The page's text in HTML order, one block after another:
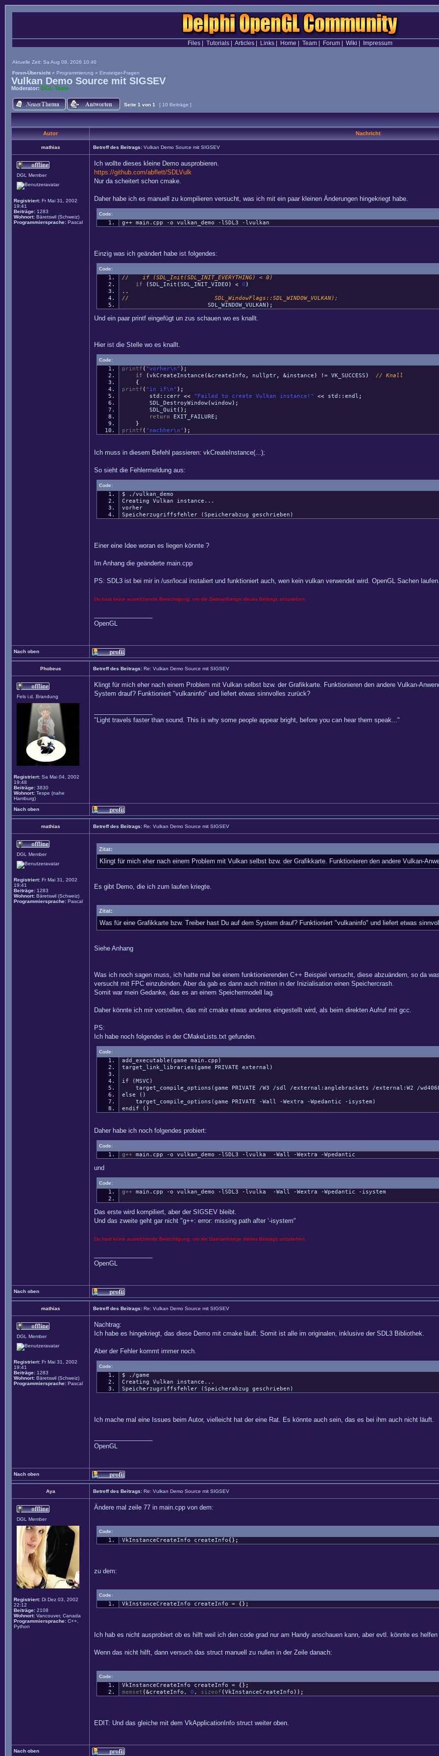
Files| Tutorials| Articles| Links| Home Team| Forum| Wiki Impressum
Aktuelle Zeit: Sa Aug 08, 2026 10:40
Foren-Übersicht » Programmierung » Einsteiger-Fragen
Vulkan Demo Source mit SIGSEV
Moderator: DGL-Team
Seite 1 von 1 [ 10 Beiträge ]
Autor Nachricht
mathias Betreff des Beitrags: Vulkan Demo Source mit SIGSEV
DGL Member
Registriert: Fr Mai 31, 2002
19:41
Beiträge: 1283
Wohnort: Bäretswil (Schweiz)
Programmiersprache: Pascal
Ich wollte dieses kleine Demo ausprobieren.
https://github.com/abflett/SDLVulk
Nur da scheitert schon cmake.
Daher habe ich es manuell zu kompilieren versucht, was ich mit ein paar kleinen Änderungen hingekriegt habe.
Code:
g++ main.cpp -o vulkan_demo -lSDL3 -lvulkan
Einzig was ich geändert habe ist folgendes:
Code:
// if (SDL_Init(SDL_INIT_EVERYTHING) < 0)
if
(SDL_Init (SDL_INIT_VIDEO ) < 0 )
..
// SDL_WindowFlags::SDL_WINDOW_VULKAN);
SDL_WINDOW_VULKAN ) ;
Und ein paar printf eingefügt un zus schauen wo es knallt.
Hier ist die Stelle wo es knallt.
Code:
printf ( "vorher\n" ) ;
if
(vkCreateInstance (&createInfo , nullptr, &instance ) !=VK_SUCCESS )
// Knall
{
printf ( "in if\n" ) ;
std :: cerr << "Failed to create Vulkan instance!" <<std ::endl ;
SDL_DestroyWindow(window) ;
SDL_Quit ( ) ;
return EXIT_FAILURE ;
}
printf ( "nachher\n" ) ;
Ich muss in diesem Befehl passieren: vkCreateInstance(...);
So sieht die Fehlermeldung aus:
Code:
$ ./vulkan_demo
Creating Vulkan instance...
vorher
Speicherzugriffsfehler (Speicherabzug geschrieben)
Einer eine Idee woran es liegen könnte ?
Im Anhang die geänderte main.cpp
PS: SDL3 ist bei mir in /usr/local instaliert und funktioniert auch, wen kein vulkan verwendet wird. OpenGL Sachen
Du hast keine ausreichende Berechtigung, um die Dateianhänge dieses Beitrags anzusehen.
OpenGL
Nach oben
Phobeus Betreff des Beitrags: Re: Vulkan Demo Source mit SIGSEV
Fels i.d. Brandung
Registriert: Sa Mai 04, 2002
19:48
Beiträge: 3830
Wohnort: Tespe (nahe
Hamburg)
Klingt für mich eher nach einem Problem mit Vulkan selbst bzw. der Grafikkarte. Funktionieren den andere Vulkan-
System drauf? Funktioniert "vulkaninfo" und liefert etwas sinnvolles zurück?
"Light travels faster than sound. This is why some people appear bright, before you can hear them speak..."
Nach oben
mathias Betreff des Beitrags: Re: Vulkan Demo Source mit SIGSEV
DGL Member
Registriert: Fr Mai 31, 2002
19:41
Beiträge: 1283
Wohnort: Bäretswil (Schweiz)
Programmiersprache: Pascal
Zitat:
Klingt für mich eher nach einem Problem mit Vulkan selbst bzw. der Grafikkarte. Funktionieren den andere Vulkan-
Es gibt Demo, die ich zum laufen kriegte.
Zitat:
Was für eine Grafikkarte bzw. Treiber hast Du auf dem System drauf? Funktioniert "vulkaninfo" und liefert etwas
Siehe Anhang
Was ich noch sagen muss, ich hatte mal bei einem funktionierenden C++ Beispiel versucht, diese abzuändern, so da
versucht mit FPC einzubinden. Aber da gab es dann auch mitten in der Inizialisation einen Speichercrash.
Somit war mein Gedanke, das es an einem Speichermodell lag.
Daher könnte ich mir vorstellen, das mit cmake etwas anderes eingestellt wird, als beim direkten Aufruf mit gcc.
PS:
Ich habe noch folgendes in der CMakeLists.txt gefunden.
Code:
add_executable(game main.cpp)
target_link_libraries(game PRIVATE external)
if (MSVC)
target_compile_options(game PRIVATE /W3 /sdl /external:anglebrackets /external:W2 /
else ()
target_compile_options(game PRIVATE -Wall -Wextra -Wpedantic -isystem)
endif ()
Daher habe ich noch folgendes probiert:
Code:
g++main.cpp -o vulkan_demo -lSDL3 -lvulka -Wall -Wextra -Wpedantic
und
Code:
g++main.cpp -o vulkan_demo -lSDL3 -lvulka -Wall -Wextra -Wpedantic -isystem
Das erste wird kompiliert, aber der SIGSEV bleibt.
Und das zweite geht gar nicht "g++: error: missing path after ‘-isystem"
Du hast keine ausreichende Berechtigung, um die Dateianhänge dieses Beitrags anzusehen.
OpenGL
Nach oben
mathias Betreff des Beitrags: Re: Vulkan Demo Source mit SIGSEV
DGL Member
Registriert: Fr Mai 31, 2002
19:41
Beiträge: 1283
Wohnort: Bäretswil (Schweiz)
Programmiersprache: Pascal
Nachtrag:
Ich habe es hingekriegt, das diese Demo mit cmake läuft. Somit ist alle im originalen, inklusive der SDL3 Bibliothek.
Aber der Fehler kommt immer noch.
Code:
$ ./game
Creating Vulkan instance...
Speicherzugriffsfehler (Speicherabzug geschrieben)
Ich mache mal eine Issues beim Autor, vielleicht hat der eine Rat. Es könnte auch sein, das es bei ihm auch nicht läuft.
OpenGL
Nach oben
Aya Betreff des Beitrags: Re: Vulkan Demo Source mit SIGSEV
DGL Member
Registriert: Di Dez 03, 2002
22:12
Beiträge: 2108
Wohnort: Vancouver, Canada
Programmiersprache: C++,
Python
Ändere mal zeile 77 in main.cpp von dem:
Code:
VkInstanceCreateInfo createInfo{} ;
zu dem:
Code:
VkInstanceCreateInfo createInfo = {} ;
Ich hab es nicht ausprobiert ob es hilft weil ich den code grad nur am Handy anschauen kann, aber evtl. könnte es
Wenn das nicht hilft, dann versuch das struct manuell zu nullen in der Zeile danach:
Code:
VkInstanceCreateInfo createInfo = {} ;
memset (&createInfo, 0 , sizeof (VkInstanceCreateInfo ) ) ;
EDIT: Und das gleiche mit dem VkApplicationInfo struct weiter oben.
Nach oben